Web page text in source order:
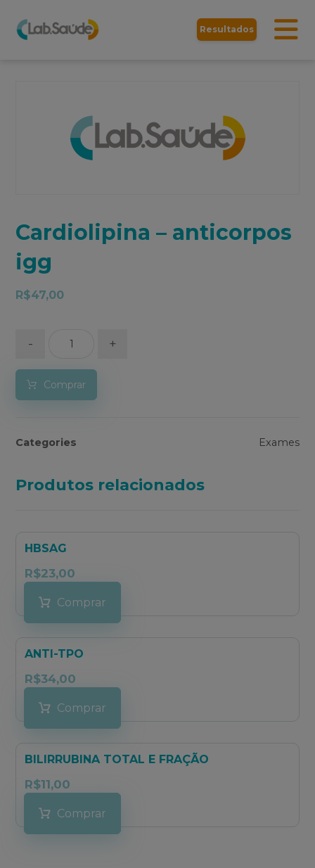
Resultados
Cardiolipina – anticorpos
igg
R$47,00
- +
Comprar
Categories Exames
Produtos relacionados
HBSAG
R$23,00
Comprar
ANTI-TPO
R$34,00
Comprar
BILIRRUBINA TOTAL E FRAÇÃO
R$11,00
Comprar